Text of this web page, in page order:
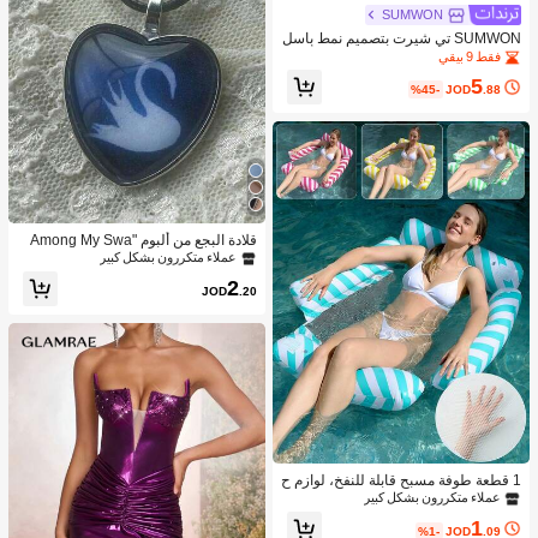
SUMWON
SUMWON تي شيرت بتصميم نمط باسل
ي للارتداء في الشارع، بقصة عادية وأكما
صيفي العادي والنشاطات الخارجية والمه
فقط 9 بيقي
JOD5.88
%45-
1 قطعة طوفة مسبح قابلة للنفخ، لوازم ح
فلات المسبح والشاطئ الصيفية، هدية مث
ضرورية للشاطئ
عملاء متكررون بشكل كبير
JOD1 .09
%1-
قلادة البجع من ألبوم "Among My Swa
n"، هدية لعشاق الموسيقى
عملاء متكررون بشكل كبير
JOD2.20